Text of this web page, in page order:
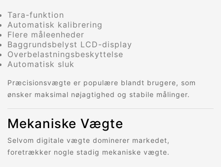
Tara-funktion
Automatisk kalibrering
Flere måleenheder
Baggrundsbelyst LCD-display
Overbelastningsbeskyttelse
Automatisk sluk
Præcisionsvægte er populære blandt brugere, som
ønsker maksimal nøjagtighed og stabile målinger.
Mekaniske Vægte
Selvom digitale vægte dominerer markedet,
foretrækker nogle stadig mekaniske vægte.